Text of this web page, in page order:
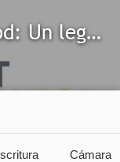
Clint Eastwood: Un legado cinematográfico
Cámara